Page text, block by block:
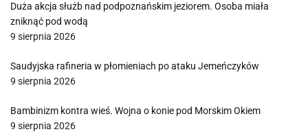
Duża akcja służb nad podpoznańskim jeziorem. Osoba miała
zniknąć pod wodą
9 sierpnia 2026
Saudyjska rafineria w płomieniach po ataku Jemeńczyków
9 sierpnia 2026
Bambinizm kontra wieś. Wojna o konie pod Morskim Okiem
9 sierpnia 2026